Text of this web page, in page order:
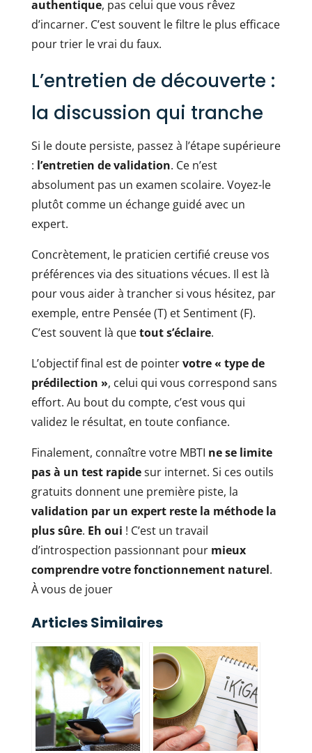
authentique, pas celui que vous rêvez
d’incarner. C’est souvent le filtre le plus efficace
pour trier le vrai du faux.
L’entretien de découverte :
la discussion qui tranche
Si le doute persiste, passez à l’étape supérieure
: l’entretien de validation. Ce n’est
absolument pas un examen scolaire. Voyez-le
plutôt comme un échange guidé avec un
expert.
Concrètement, le praticien certifié creuse vos
préférences via des situations vécues. Il est là
pour vous aider à trancher si vous hésitez, par
exemple, entre Pensée (T) et Sentiment (F).
C’est souvent là quetout s’éclaire.
L’objectif final est de pointervotre « type de
prédilection », celui qui vous correspond sans
effort. Au bout du compte, c’est vous qui
validez le résultat, en toute confiance.
Finalement, connaître votre MBTI ne se limite
pas à un test rapidesur internet. Si ces outils
gratuits donnent une première piste, la
validation par un expert reste la méthode la
plus sûre. Eh oui ! C’est un travail
d’introspection passionnant pour mieux
comprendre votre fonctionnement naturel.
À vous de jouer
Articles Similaires